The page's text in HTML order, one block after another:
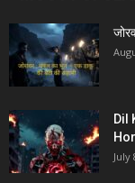
Dil
July